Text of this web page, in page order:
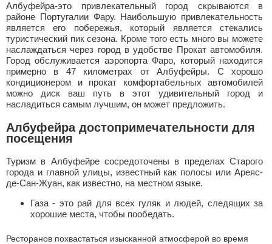
Албуфейра-это привлекательный город скрываются в
районе Португалии Фару. Наибольшую привлекательность
является его побережья, который является стекались
туристический пик сезона. Кроме того есть много вы можете
наслаждаться через город в удобстве Прокат автомобиля.
Город обслуживается аэропорта Фаро, который находится
примерно в 47 километрах от Албуфейры. С хорошо
кондиционером и прокат комфортабельных автомобилей
можно диск ваш путь в этот удивительный город и
насладиться самым лучшим, он может предложить.
Албуфейра достопримечательности для
посещения
Туризм в Албуфейре сосредоточены в пределах Старого
города и главной улицы, известный как полосы или Ареяс-
де-Сан-Жуан, как известно, на местном языке.
Газа - это рай для всех гуляк и людей, следящих за
хорошие места, чтобы пообедать.
Ресторанов похвастаться изысканной атмосферой во время